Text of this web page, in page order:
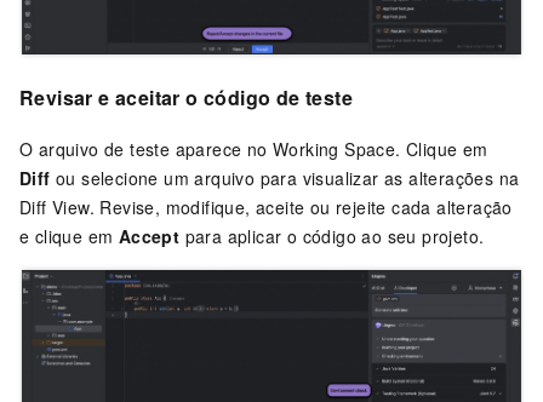
Revisar e aceitar o código de teste
O arquivo de teste aparece no Working Space. Clique em
Diff ou selecione um arquivo para visualizar as alterações na
Diff View. Revise, modifique, aceite ou rejeite cada alteração
e clique em Accept para aplicar o código ao seu projeto.